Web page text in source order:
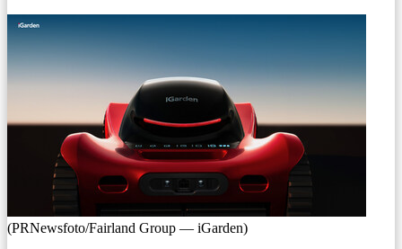
(PRNewsfoto/Fairland Group — iGarden)